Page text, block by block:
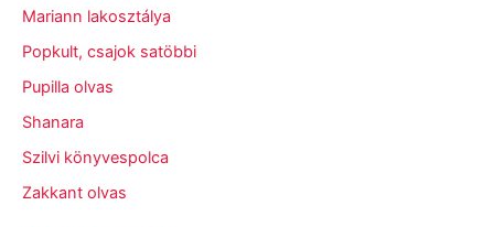
Mariann lakosztálya
Popkult, csajok satöbbi
Pupilla olvas
Shanara
Szilvi könyvespolca
Zakkant olvas